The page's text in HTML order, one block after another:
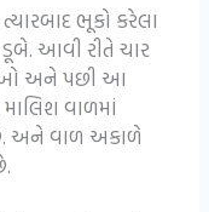
ભૂકો કરેલા
આવી રીતે ચાર
અને પછી આ
વાળમાં
અને વાળ અકાળે